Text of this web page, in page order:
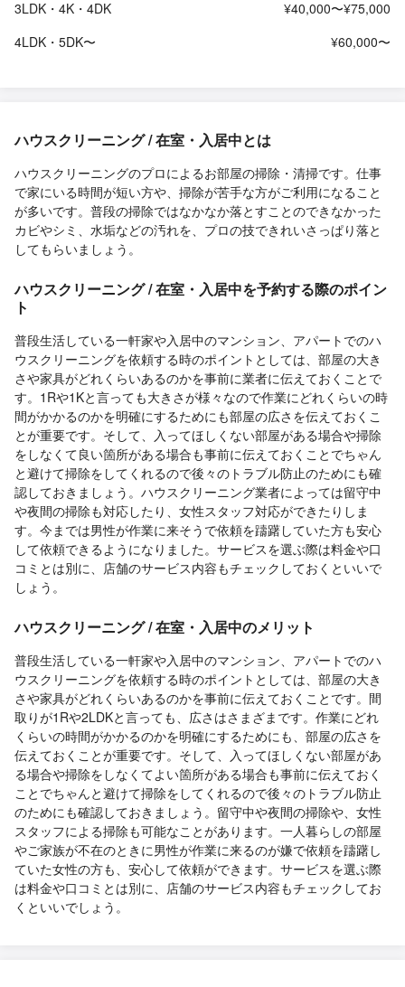
3LDK・4K・4DK
¥40,000〜¥75,000
4LDK・5DK〜
¥60,000〜
ハウスクリーニング / 在室・入居中とは
ハウスクリーニングのプロによるお部屋の掃除・清掃です。仕事
で家にいる時間が短い方や、掃除が苦手な方がご利用になること
が多いです。普段の掃除ではなかなか落とすことのできなかった
カビやシミ、水垢などの汚れを、プロの技できれいさっぱり落と
してもらいましょう。
ハウスクリーニング / 在室・入居中を予約する際のポイン
ト
普段生活している一軒家や入居中のマンション、アパートでのハ
ウスクリーニングを依頼する時のポイントとしては、部屋の大き
さや家具がどれくらいあるのかを事前に業者に伝えておくことで
す。1Rや1Kと言っても大きさが様々なので作業にどれくらいの時
間がかかるのかを明確にするためにも部屋の広さを伝えておくこ
とが重要です。そして、入ってほしくない部屋がある場合や掃除
をしなくて良い箇所がある場合も事前に伝えておくことでちゃん
と避けて掃除をしてくれるので後々のトラブル防止のためにも確
認しておきましょう。ハウスクリーニング業者によっては留守中
や夜間の掃除も対応したり、女性スタッフ対応ができたりしま
す。今までは男性が作業に来そうで依頼を躊躇していた方も安心
して依頼できるようになりました。サービスを選ぶ際は料金や口
コミとは別に、店舗のサービス内容もチェックしておくといいで
しょう。
ハウスクリーニング / 在室・入居中のメリット
普段生活している一軒家や入居中のマンション、アパートでのハ
ウスクリーニングを依頼する時のポイントとしては、部屋の大き
さや家具がどれくらいあるのかを事前に伝えておくことです。間
取りが1Rや2LDKと言っても、広さはさまざまです。作業にどれ
くらいの時間がかかるのかを明確にするためにも、部屋の広さを
伝えておくことが重要です。そして、入ってほしくない部屋があ
る場合や掃除をしなくてよい箇所がある場合も事前に伝えておく
ことでちゃんと避けて掃除をしてくれるので後々のトラブル防止
のためにも確認しておきましょう。留守中や夜間の掃除や、女性
スタッフによる掃除も可能なことがあります。一人暮らしの部屋
やご家族が不在のときに男性が作業に来るのが嫌で依頼を躊躇し
ていた女性の方も、安心して依頼ができます。サービスを選ぶ際
は料金や口コミとは別に、店舗のサービス内容もチェックしてお
くといいでしょう。